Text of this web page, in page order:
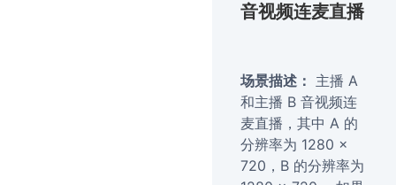
音视频连麦直播
场景描述： 主播 A
和主播 B 音视频连
麦直播，其中 A 的
分辨率为 1280 ×
720，B 的分辨率为